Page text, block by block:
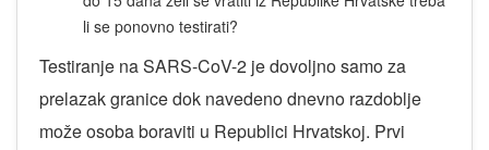
li se ponovno testirati?
Testiranje na SARS-CoV-2 je dovoljno samo za
prelazak granice dok navedeno dnevno razdoblje
može osoba boraviti u Republici Hrvatskoj. Prvi